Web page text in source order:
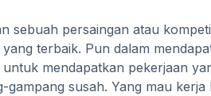
sebuah persaingan atau
terbaik. Pun dalam
mendapatkan pekerjaan
gampang susah. Yang mau